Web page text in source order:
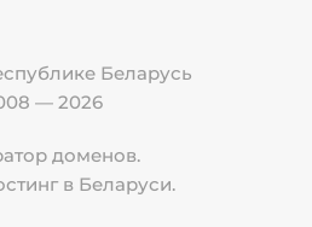
Беларусь
— 2026
доменов.
в Беларуси.